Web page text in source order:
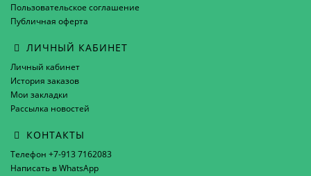
Пользовательское соглашение
Публичная оферта
ЛИЧНЫЙ КАБИНЕТ
Личный кабинет
История заказов
Мои закладки
Рассылка новостей
КОНТАКТЫ
Телефон +7-913 7162083
Написать в WhatsApp